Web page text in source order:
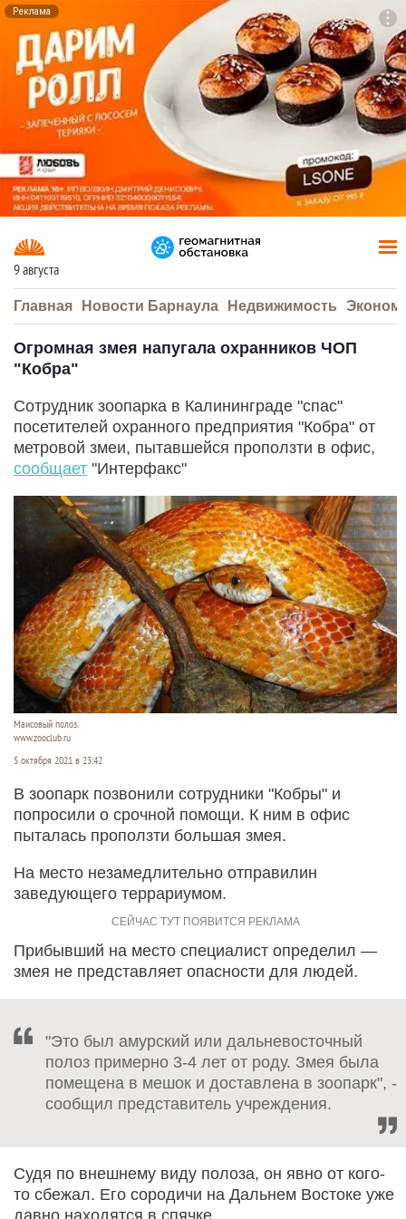
Реклама
9 августа
Главная Новости Барнаула Недвижимость
Огромная змея напугала охранников ЧОП
"Кобра"
Сотрудник зоопарка в Калининграде "спас"
посетителей охранного предприятия "Кобра" от
метровой змеи, пытавшейся проползти в офис,
сообщает "Интерфакс"
Маисовый полоз.
www.zooclub.ru
5 октября 2021 в 23:42
В зоопарк позвонили сотрудники "Кобры" и
попросили о срочной помощи. К ним в офис
пыталась проползти большая змея.
На место незамедлительно отправилин
заведующего террариумом.
Прибывший на место специалист определил —
змея не представляет опасности для людей.
"Это был амурский или дальневосточный
полоз примерно 3-4 лет от роду. Змея была
помещена в мешок и доставлена в зоопарк", -
сообщил представитель учреждения.
Судя по внешнему виду полоза, он явно от кого-
то сбежал. Его сородичи на Дальнем Востоке уже
давно находятся в спячке.